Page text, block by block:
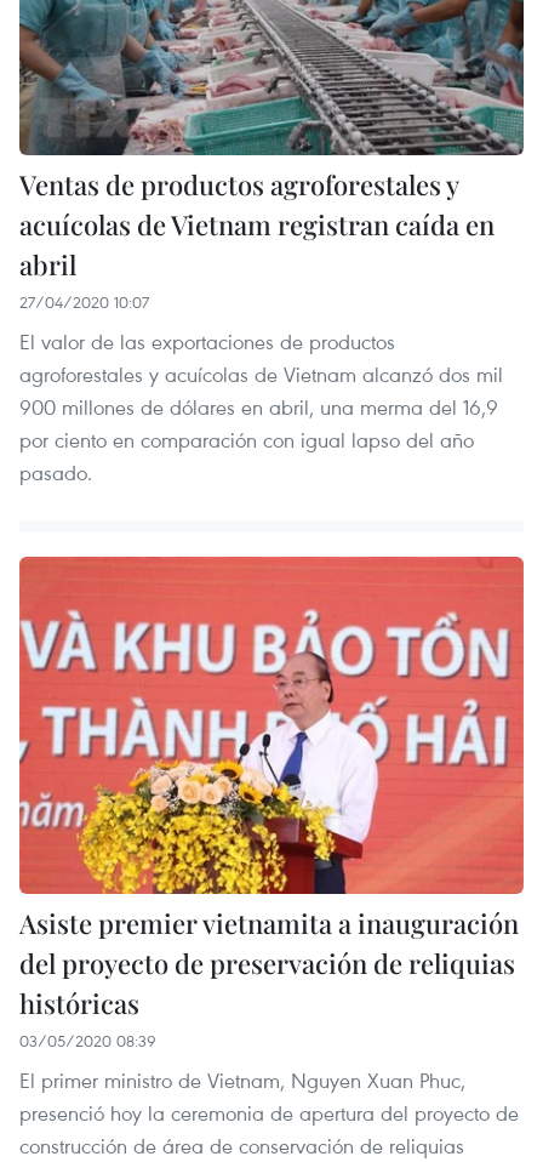
Ventas de productos agroforestales y
acuícolas de Vietnam registran caída en
abril
27/04/2020 10:07
El valor de las exportaciones de productos
agroforestales y acuícolas de Vietnam alcanzó dos mil
900 millones de dólares en abril, una merma del 16,9
por ciento en comparación con igual lapso del año
pasado.
Asiste premier vietnamita a inauguración
del proyecto de preservación de reliquias
históricas
03/05/2020 08:39
El primer ministro de Vietnam, Nguyen Xuan Phuc,
presenció hoy la ceremonia de apertura del proyecto de
construcción de área de conservación de reliquias